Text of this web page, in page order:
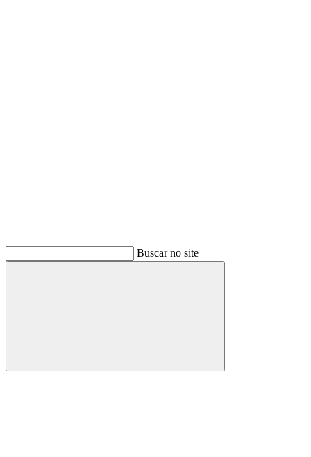
Buscar no site
Buscar